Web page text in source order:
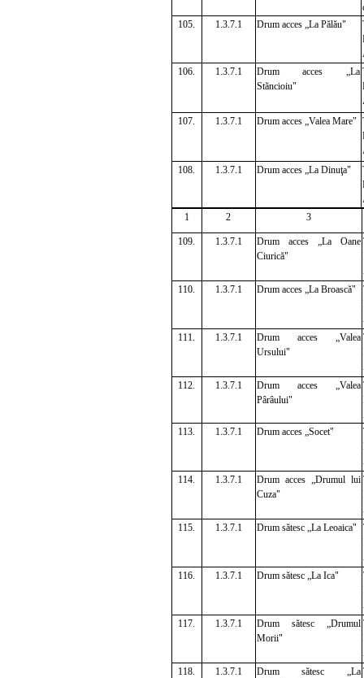
105.
1.3.7.1 Drum acces „La Pălău"
106.
1.3.7.1
Drum acces „La
Stăncioiu"
107.
1.3.7.1 Drum acces „Valea Mare"
108.
1.3.7.1 Drum acces „La Dinuţa"
1
2 3
109. 1.3.7.1
Drum acces „La Oane
Ciurică"
110.
1.3.7.1 Drum acces „La Broască"
111.
1.3.7.1
Drum acces „Valea
Ursului"
112.
1.3.7.1
Drum acces „Valea
Pârâului"
113.
1.3.7.1 Drum acces „Socet"
114.
1.3.7.1
Drum acces „Drumul lui
Cuza"
115.
1.3.7.1 Drum sătesc „La Leoaica"
116.
1.3.7.1 Drum sătesc „La Ica"
117.
1.3.7.1
Drum sătesc „Drumul
Morii"
118.
1.3.7.1
Drum sătesc „La